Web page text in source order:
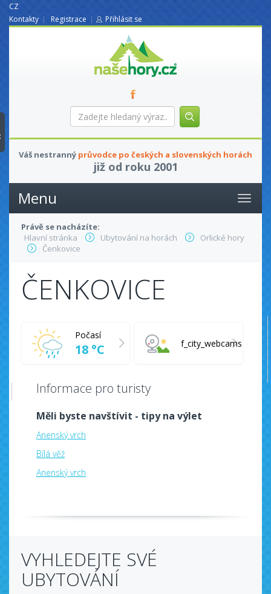
CZ
Kontakty
Registrace Přihlásit se
nasehory.cz
Zadejte
hledaný
Váš nestranný průvodce po českých a slovenských horách
již od roku 2001
Menu
Právě se nacházíte:
Hlavní stránka
Ubytování na horách
Orlické hory
Čenkovice
ČENKOVICE
Počasí
18 °C f_city_webcams
Informace pro turisty
Měli byste navštívit - tipy na výlet
Anenský vrch
Bílá věž
Anenský vrch
VYHLEDEJTE SVÉ
UBYTOVÁNÍ